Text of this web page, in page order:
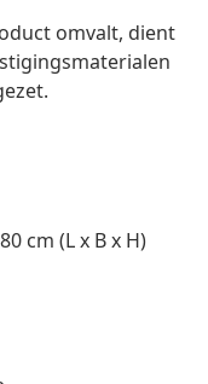
omvalt, dient
cm (L x B x H)